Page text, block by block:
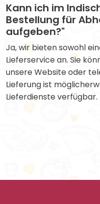
Kann ich im
Bestellung für
aufgeben?"
Ja, wir bieten sowohl
Lieferservice an. Sie
unsere Website oder
Lieferung ist
Lieferdienste verfügbar.